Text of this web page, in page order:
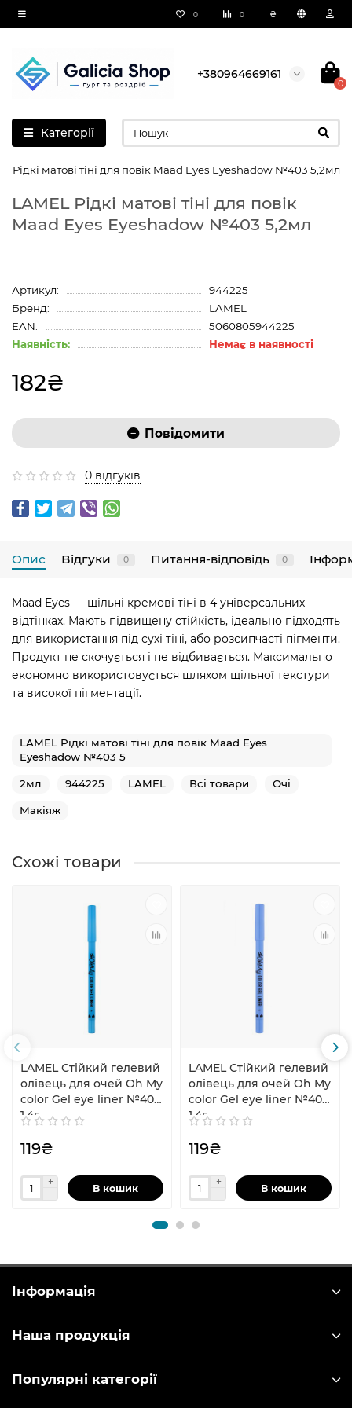
0 0 ₴
+380964669161
0
Категорії
Рідкі матові тіні для повік Maad Eyes Eyeshadow №403 5,2мл
LAMEL Рідкі матові тіні для повік
Maad Eyes Eyeshadow №403 5,2мл
Артикул:
944225
Бренд:
LAMEL
EAN:
5060805944225
Наявність:
Немає в наявності
182₴
Повідомити
0 відгуків
Опис Відгуки 0 Питання-відповідь 0
Maad Eyes — щільні кремові тіні в 4 універсальних
відтінках. Мають підвищену стійкість, ідеально підходять
для використання під сухі тіні, або розсипчасті пігменти.
Продукт не скочується і не відбивається. Максимально
економно використовується шляхом щільної текстури
та високої пігментації.
LAMEL Рідкі матові тіні для повік Maad Eyes
Eyeshadow №403 5
2мл 944225 LAMEL Всі товари Очі
Макіяж
Схожі товари
LAMEL Стійкий гелевий
олівець для очей Oh My
color Gel eye liner №401
1,4г
119₴
В кошик
LAMEL Стійкий гелевий
олівець для очей Oh My
color Gel eye liner №408
1,4г
119₴
В кошик
Інформація
Наша продукція
Популярні категорії